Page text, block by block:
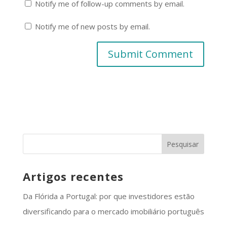
Notify me of follow-up comments by email.
Notify me of new posts by email.
Artigos recentes
Da Flórida a Portugal: por que investidores estão
diversificando para o mercado imobiliário português